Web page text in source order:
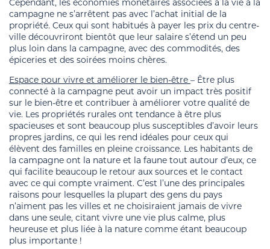
Cependant, les économies monétaires associées à la vie à la
campagne ne s’arrêtent pas avec l’achat initial de la
propriété. Ceux qui sont habitués à payer les prix du centre-
ville découvriront bientôt que leur salaire s’étend un peu
plus loin dans la campagne, avec des commodités, des
épiceries et des soirées moins chères.
Espace pour vivre et améliorer le bien-être – Être plus
connecté à la campagne peut avoir un impact très positif
sur le bien-être et contribuer à améliorer votre qualité de
vie. Les propriétés rurales ont tendance à être plus
spacieuses et sont beaucoup plus susceptibles d’avoir leurs
propres jardins, ce qui les rend idéales pour ceux qui
élèvent des familles en pleine croissance. Les habitants de
la campagne ont la nature et la faune tout autour d’eux, ce
qui facilite beaucoup le retour aux sources et le contact
avec ce qui compte vraiment. C’est l’une des principales
raisons pour lesquelles la plupart des gens du pays
n’aiment pas les villes et ne choisiraient jamais de vivre
dans une seule, citant vivre une vie plus calme, plus
heureuse et plus liée à la nature comme étant beaucoup
plus importante !